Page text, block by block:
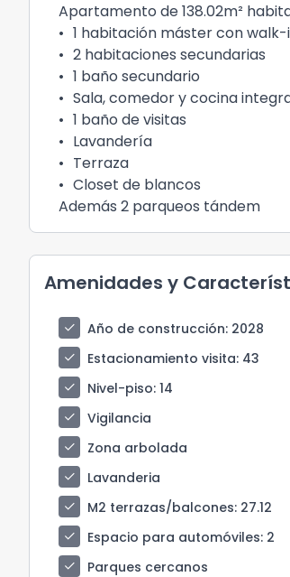
Apartamento de 138.02m²
• 1 habitación máster con
• 2 habitaciones secundarias
• 1 baño secundario
• Sala, comedor y cocina
• 1 baño de visitas
• Lavandería
• Terraza
• Closet de blancos
Además 2 parqueos tándem
Amenidades y
check Año de construcción: 2028
check
Estacionamiento visita: 43
check
Nivel-piso: 14
check
Vigilancia
check
Zona arbolada
check
Lavanderia
check
M2 terrazas/balcones: 27.12
check
Espacio para automóviles: 2
check
Parques cercanos